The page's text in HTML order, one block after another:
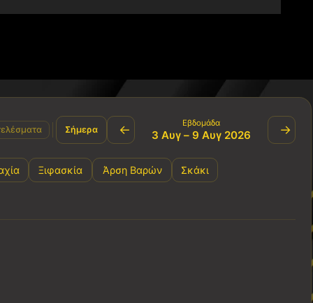
Σήμερα ← Εβδομάδα
3 Αυγ – 9 Αυγ 2026 →
Ξιφασκία Άρση Βαρών Σκάκι